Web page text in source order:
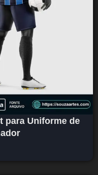
para Uniforme de